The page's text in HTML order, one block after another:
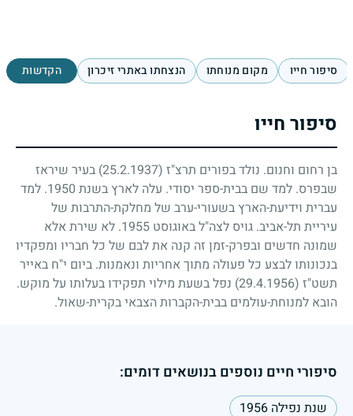
סיפור חייו מקום מנוחתו הנצחתו באתרי זיכרון הקדשות
סיפור חייו
בן רחום וחנום. נולד בפורים תרצ"ז (25.2.1937)
בעיר שיראז
שבפרס. למד שם בבית-ספר יסודי. עלה לארץ בשנת 1950. למד
עברית וידיעת-הארץ בשעורי-ערב של מחלקת-התרבות של
עיריית תל-אביב. גויס לצה"ל באוגוסט 1955. לא שירת אלא
שמונה חדשים ובפרק-זמן זה קנה את לבם של כל חבריו ומפקדיו
בנכונותו לבצע כל פעולה מתוך אחריות ונאמנות. ביום י"ח באייר
תשט"ז (29.4.1956)
נפל בשעת מילוי תפקידו בעלותו על מוקש.
הובא למנוחת-עולמים בבית-הקברות הצבאי בקרית-שאול.
סיפורי חיים נוספים בנושאים דומים:
שנת נפילה 1956